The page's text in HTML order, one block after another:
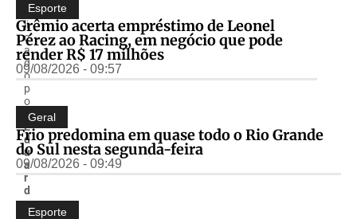
b
li
c
a
d
o
p
o
E
d
u
a
r
d
o
Esporte
Grêmio acerta empréstimo de Leonel
Pérez ao Racing, em negócio que pode
render R$ 17 milhões
09/08/2026 - 09:57
Geral
Frio predomina em quase todo o Rio Grande
do Sul nesta segunda-feira
09/08/2026 - 09:49
Esporte